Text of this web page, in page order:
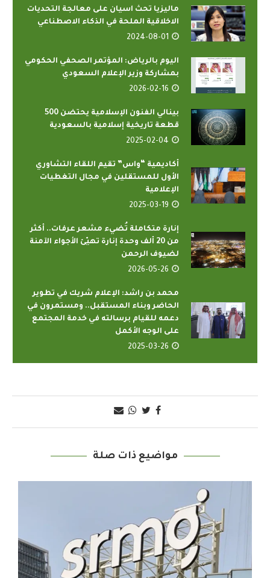
ماليزيا تحث اسيان على معالجة التحديات
الاخلاقية الملحة في الذكاء الاصطناعي
2024-08-01
اليوم بالرياض: المؤتمر الصحفي الحكومي
بمشاركة وزير الإعلام السعودي
2026-02-16
بينالي الفنون الإسلامية يحتضن 500
قطعة تاريخية إسلامية بالسعودية
2025-02-04
أكاديمية “واس” تقيم اللقاء التشاوري
الأول للمستقلين في مجال التغطيات
الإعلامية
2025-03-19
إنارة متكاملة تُضيء مشعر عرفات.. أكثر
من 20 ألف وحدة إنارة تهيّئ الأجواء الآمنة
لضيوف الرحمن
2026-05-26
محمد بن راشد: الإعلام شريك في تطوير
الحاضر وبناء المستقبل.. ومستمرون في
دعمه للقيام برسالته في خدمة المجتمع
على الوجه الأكمل
2025-03-26
مواضيع ذات صلة